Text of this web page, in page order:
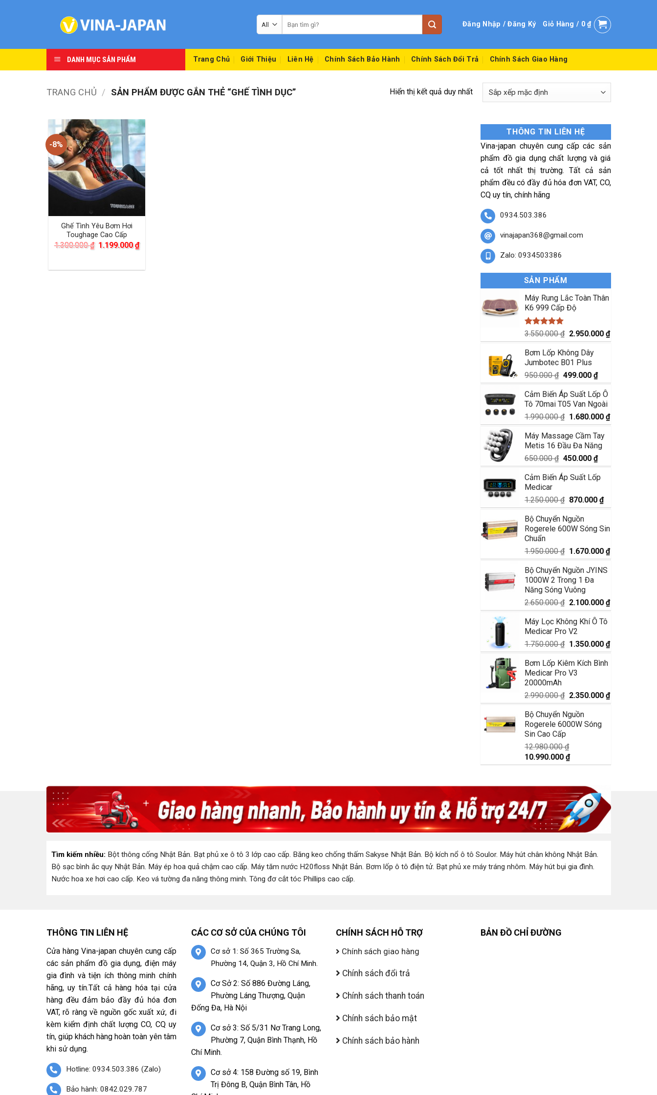
kiếm:
Đăng Nhập / Đăng Ký Giỏ Hàng / 0₫
DANH MỤC SẢN PHẨM Trang Chủ Giới Thiệu Liên Hệ Chính Sách Bảo Hành Chính Sách Đổi Trả Chính Sách Giao Hàng
TRANG CHỦ / SẢN PHẨM ĐƯỢC GẮN THẺ “GHẾ TÌNH DỤC” Hiển thị kết quả duy nhất
-8%
Ghế Tình Yêu Bơm Hơi
Toughage Cao Cấp
1.300.000₫ Giá
1.300.000 ₫.
1.199.000₫Giá
hiện
là:
THÔNG TIN LIÊN HỆ
Vina-japan chuyên cung cấp các sản
phẩm đồ gia dụng chất lượng và giá
cả tốt nhất thị trường. Tất cả sản
phẩm đều có đầy đủ hóa đơn VAT, CO,
CQ uy tín, chính hãng
0934.503.386
vinajapan368@gmail.com
Zalo: 0934503386
SẢN PHẨM
Máy Rung Lắc Toàn Thân
K6 999 Cấp Độ
Được xếp
hạng5.00
5 sao
3.550.000₫ Giá
gốc
là:
3.550.000 ₫.
2.950.000₫Giá
hiện
Bơm Lốp Không Dây
Jumbotec B01 Plus
950.000₫ Giá
gốc
là:
950.000 ₫.
499.000₫Giá
hiện
tại
là:
499.000 ₫.
Cảm Biến Áp Suất Lốp Ô
Tô 70mai T05 Van Ngoài
1.990.000₫ Giá
gốc
là:
1.990.000 ₫.
1.680.000₫Giá
hiện
Máy Massage Cầm Tay
Metis 16 Đầu Đa Năng
650.000₫ Giá
gốc
là:
450.000₫Giá
hiện
tại
450.000 ₫.
Cảm Biến Áp Suất Lốp
Medicar
1.250.000₫ Giá
gốc
là:
1.250.000 ₫.
870.000₫Giá
hiện
là:
Bộ Chuyển Nguồn
Rogerele 600W Sóng Sin
Chuẩn
1.950.000₫ Giá
gốc
là:
1.950.000 ₫.
1.670.000₫Giá
hiện
Bộ Chuyển Nguồn JYINS
1000W 2 Trong 1 Đa
Năng Sóng Vuông
2.650.000₫ Giá
gốc
là:
2.650.000 ₫.
2.100.000₫Giá
hiện
2.100.000 ₫.
Máy Lọc Không Khí Ô Tô
Medicar Pro V2
1.750.000₫ Giá
gốc
là:
1.750.000 ₫.
1.350.000₫Giá
hiện
Bơm Lốp Kiêm Kích Bình
Medicar Pro V3
20000mAh
2.990.000₫ Giá
gốc
là:
2.990.000 ₫.
2.350.000₫Giá
hiện
Bộ Chuyển Nguồn
Rogerele 6000W Sóng
Sin Cao Cấp
12.980.000₫
Giá
gốc
12.980.000 ₫.
10.990.000₫Giá
hiện
là:
10.990.000 ₫.
Tìm kiếm nhiều: Bột thông cống Nhật Bản. Bạt phủ xe ô tô 3 lớp cao cấp. Băng keo chống thấm Sakyse Nhật Bản. Bộ kích nổ ô tô Soulor. Máy hút chân không Nhật Bản.
Bộ sạc bình ắc quy Nhật Bản. Máy ép hoa quả chậm cao cấp. Máy tăm nước H20floss Nhật Bản. Bơm lốp ô tô điện tử. Bạt phủ xe máy tráng nhôm. Máy hút bụi gia đình.
Nước hoa xe hơi cao cấp. Keo vá tường đa năng thông minh. Tông đơ cắt tóc Phillips cao cấp.
THÔNG TIN LIÊN HỆ
Cửa hàng Vina-japan chuyên cung cấp
các sản phẩm đồ gia dụng, điện máy
gia đình và tiện ích thông minh chính
hãng, uy tín.Tất cả hàng hóa tại cửa
hàng đều đảm bảo đầy đủ hóa đơn
VAT, rõ ràng về nguồn gốc xuất xứ, đi
kèm kiểm định chất lượng CO, CQ uy
tín, giúp khách hàng hoàn toàn yên tâm
khi sử dụng.
Hotline: 0934.503.386 (Zalo)
Bảo hành: 0842.029.787
CÁC CƠ SỞ CỦA CHÚNG TÔI
Cơ sở 1: Số 365 Trường Sa,
Phường 14, Quận 3, Hồ Chí Minh.
Cơ Sở 2: Số 886 Đường Láng,
Phường Láng Thượng, Quận
Đống Đa, Hà Nội
Cơ sở 3: Số 5/31 Nơ Trang Long,
Phường 7, Quận Bình Thạnh, Hồ
Chí Minh.
Cơ sở 4: 158 Đường số 19, Bình
Trị Đông B, Quận Bình Tân, Hồ
CHÍNH SÁCH HỖ TRỢ
Chính sách giao hàng
Chính sách đổi trả
Chính sách thanh toán
Chính sách bảo mật
Chính sách bảo hành
BẢN ĐỒ CHỈ ĐƯỜNG